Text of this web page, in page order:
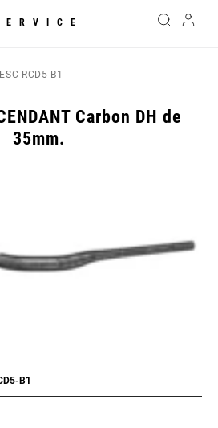
RCD5-B1
Carbon DH de
35mm.
B1